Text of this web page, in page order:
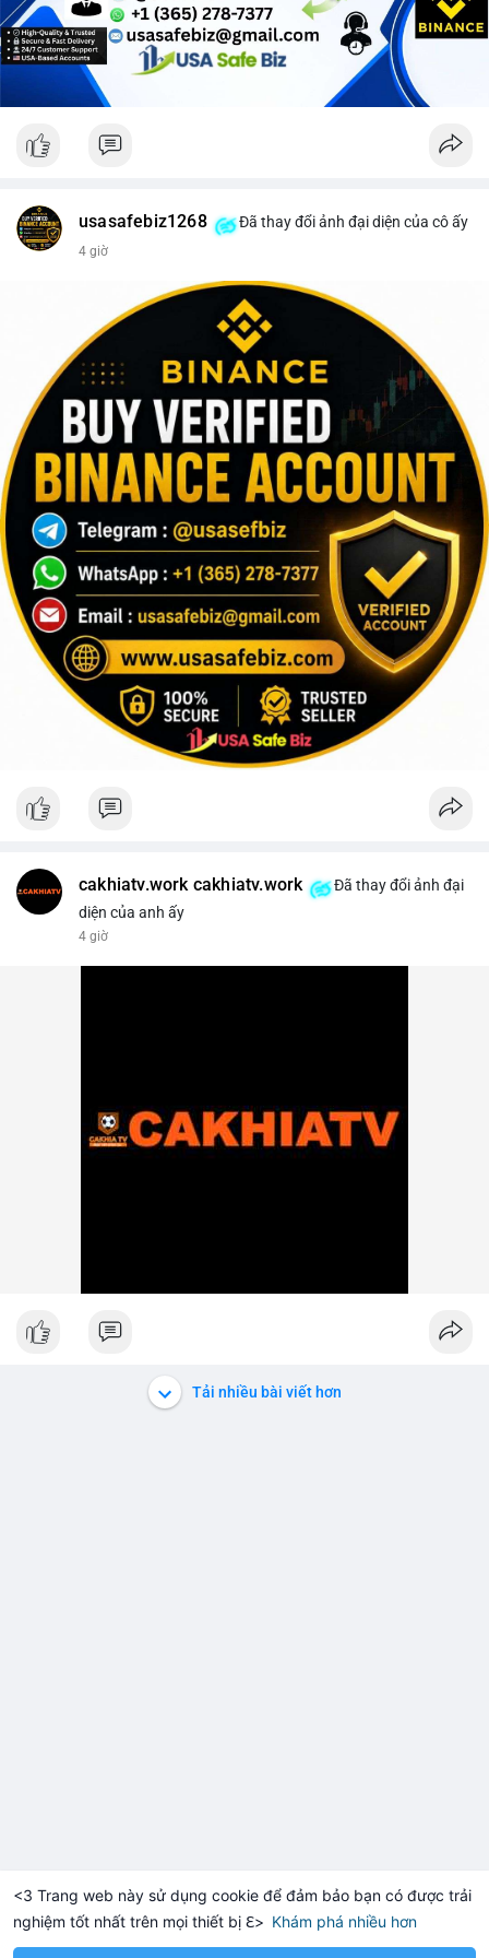
<3 Trang web này sử dụng cookie để đảm bảo bạn có được trải
nghiệm tốt nhất trên mọi thiết bị ℇ> Khám phá nhiều hơn
$1,920.39 +0.27% Solana $76.19 +3.21%
Lời khuyên cho nhà đầu tư nhỏ lẻ: Theo dõi sát điểm đến của
dòng tiền này trong 24-48 giờ tới. Nếu BTC được nạp lên sàn
giao dịch, hãy thận trọng với khả năng điều chỉnh giá và cân
nhắc chốt lời một phần. Ngược lại, nếu dòng tiền chuyển vào ví
#152dot5btc
usasafebiz1268 Đã thay đổi ảnh đại diện của cô ấy
4 giờ
cakhiatv.work cakhiatv.work
Đã thay đổi ảnh đại
diện của anh ấy
4 giờ
Tải nhiều bài viết hơn